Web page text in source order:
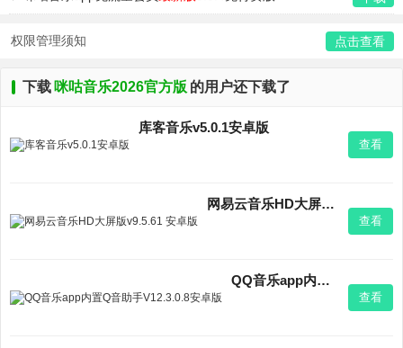
权限管理须知 点击查看
下载 咪咕音乐2026官方版 的用户还下载了
库客音乐v5.0.1安卓版
查看
网易云音乐HD大屏版v9.5.61 安卓版
查看
QQ音乐app内置Q音助手V12.3.0.8安卓版
查看